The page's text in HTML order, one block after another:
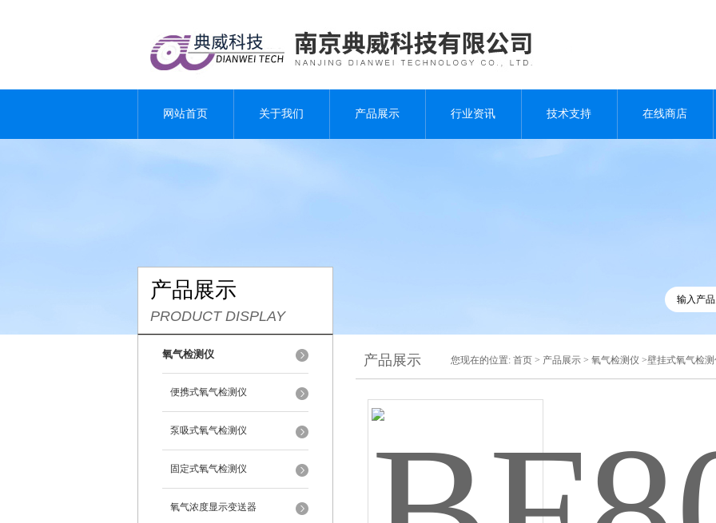
网站首页 关于我们 产品展示 行业资讯 技术支持 在线商店
产品展示
PRODUCT DISPLAY
氧气检测仪
便携式氧气检测仪
泵吸式氧气检测仪
固定式氧气检测仪
氧气浓度显示变送器
产品展示 您现在的位置: 首页 > 产品展示 > 氧气检测仪 >壁挂式氧气检